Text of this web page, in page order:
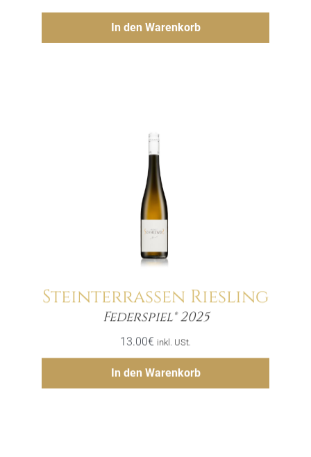
In den Warenkorb
Hinzufügen
Steinterrassen Riesling
Federspiel® 2025
13.00€ inkl. USt.
In den Warenkorb
Menge
Hinzufügen